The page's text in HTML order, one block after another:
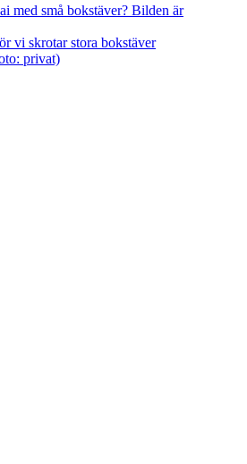
med små bokstäver? Bilden är
vi skrotar stora bokstäver
privat)